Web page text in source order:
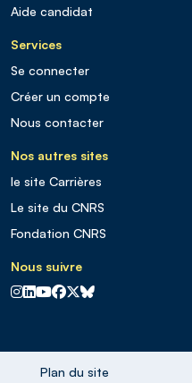
Aide candidat
Services
Se connecter
Créer un compte
Nous contacter
Nos autres sites
le site Carrières
Le site du CNRS
Fondation CNRS
Nous suivre
CNRS sur Instagram
CNRS sur Linkedin
CNRS sur Youtube
CNRS sur Facebook
CNRS sur X
CNRS sur Blus sky
Plan du site